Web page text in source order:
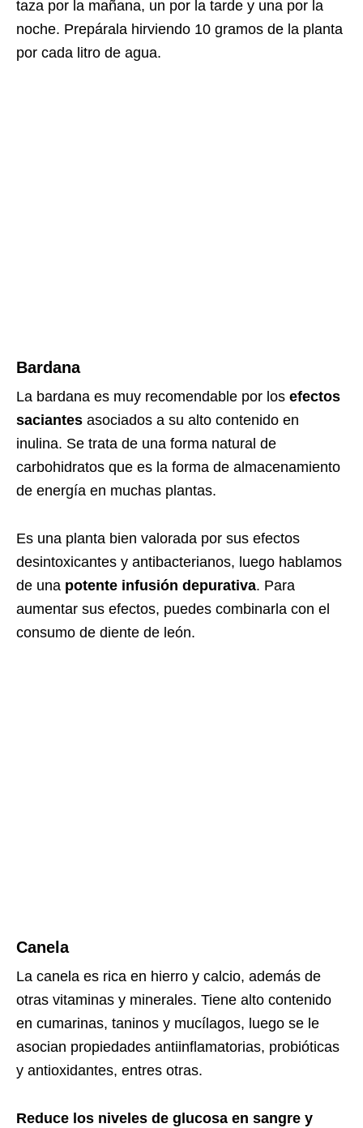
taza por la mañana, un por la tarde y una por la
noche. Prepárala hirviendo 10 gramos de la planta
por cada litro de agua.
Bardana
La bardana es muy recomendable por los efectos
saciantes asociados a su alto contenido en
inulina. Se trata de una forma natural de
carbohidratos que es la forma de almacenamiento
de energía en muchas plantas.
Es una planta bien valorada por sus efectos
desintoxicantes y antibacterianos, luego hablamos
de una potente infusión depurativa. Para
aumentar sus efectos, puedes combinarla con el
consumo de diente de león.
Canela
La canela es rica en hierro y calcio, además de
otras vitaminas y minerales. Tiene alto contenido
en cumarinas, taninos y mucílagos, luego se le
asocian propiedades antiinflamatorias, probióticas
y antioxidantes, entres otras.
Reduce los niveles de glucosa en sangre y